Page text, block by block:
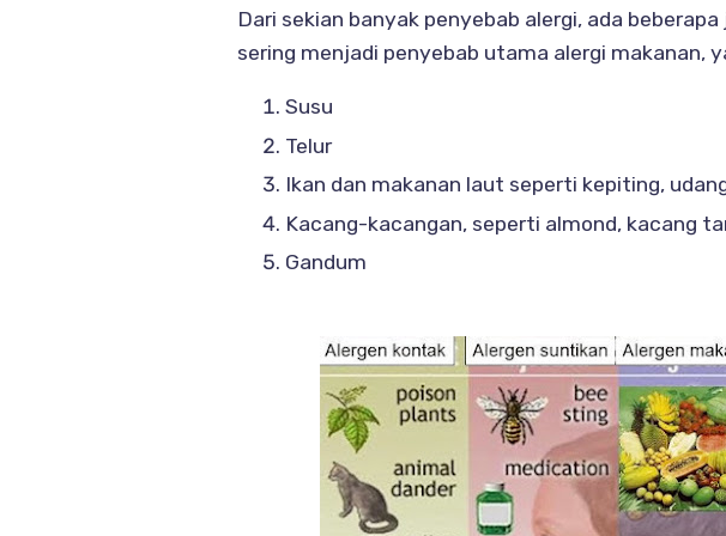
Dari sekian banyak penyebab alergi, ada
sering menjadi penyebab utama alergi makanan,
Susu
Telur
Ikan dan makanan laut seperti kepiting,
Kacang-kacangan, seperti almond, kacang
Gandum